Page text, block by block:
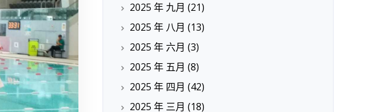
2025 年 九月 (21)
2025 年 八月 (13)
2025 年 六月 (3)
2025 年 五月 (8)
2025 年 四月 (42)
2025 年 三月 (18)